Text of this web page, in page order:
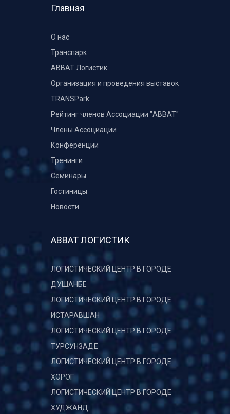
Главная
О нас
Транспарк
ABBAT Логистик
Организация и проведения выставок
TRANSPark
Рейтинг членов Ассоциации "АВВАТ"
Члены Ассоциации
Конференции
Тренинги
Семинары
Гостиницы
Новости
АВВАТ ЛОГИСТИК
ЛОГИСТИЧЕСКИЙ ЦЕНТР В ГОРОДЕ
ДУШАНБЕ
ЛОГИСТИЧЕСКИЙ ЦЕНТР В ГОРОДЕ
ИСТАРАВШАН
ЛОГИСТИЧЕСКИЙ ЦЕНТР В ГОРОДЕ
ТУРСУНЗАДЕ
ЛОГИСТИЧЕСКИЙ ЦЕНТР В ГОРОДЕ
ХОРОГ
ЛОГИСТИЧЕСКИЙ ЦЕНТР В ГОРОДЕ
ХУДЖАНД